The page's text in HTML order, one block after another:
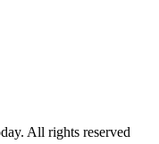
All rights reserved